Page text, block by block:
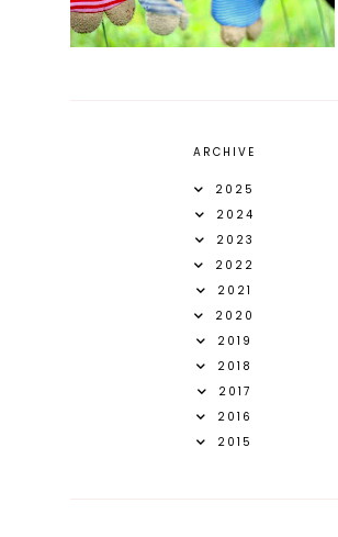
ARCHIVE
2025
2024
2023
2022
2021
2020
2019
2018
2017
2016
2015